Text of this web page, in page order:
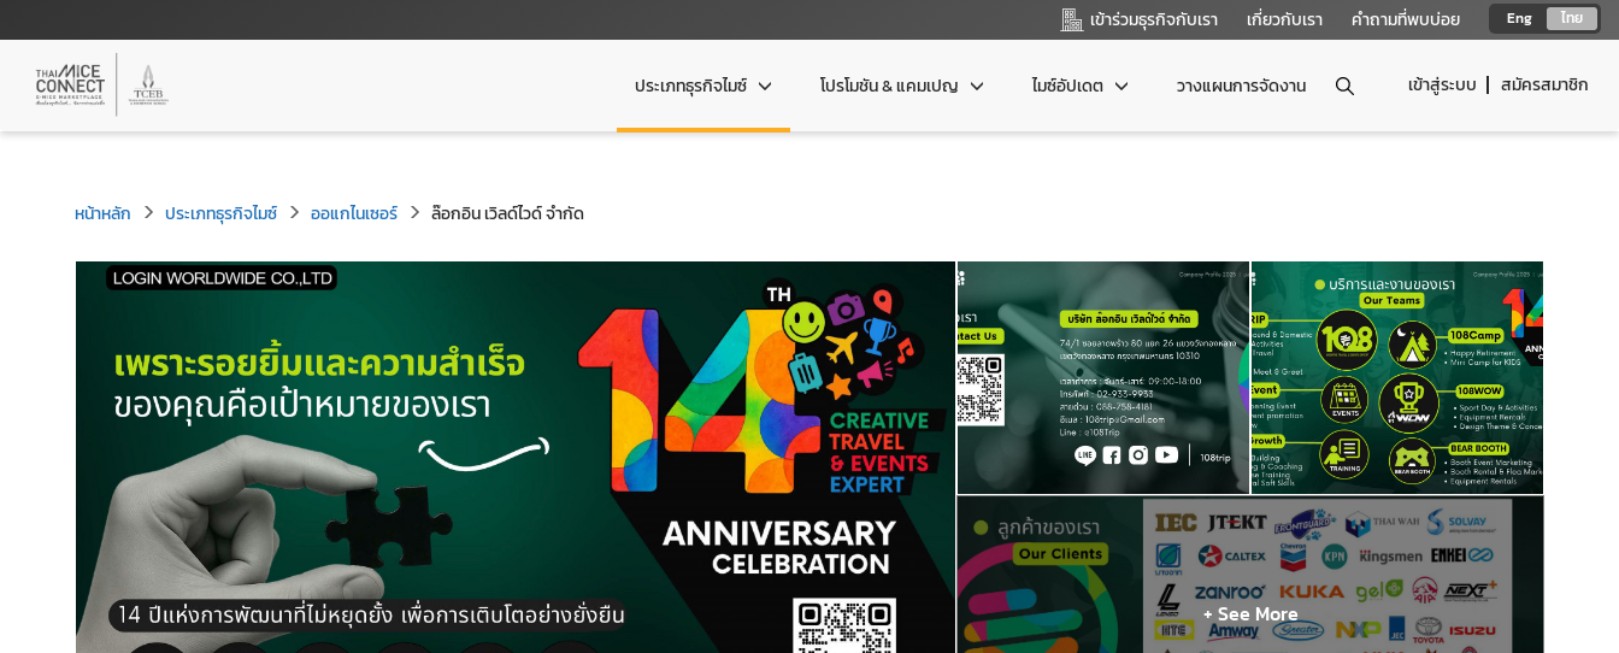
Eng ไทย
เข้าร่วมธุรกิจกับเรา เกี่ยวกับเรา คำถามที่พบบ่อย
เข้าสู่ระบบ สมัครสมาชิก
ประเภทธุรกิจไมซ์ โปรโมชัน & แคมเปญ ไมซ์อัปเดต วางแผนการจัดงาน
หน้าหลัก ประเภทธุรกิจไมซ์ ออแกไนเซอร์ ล๊อกอิน เวิลด์ไวด์ จำกัด
+ See More